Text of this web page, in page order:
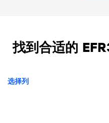
找到合适的
选择列